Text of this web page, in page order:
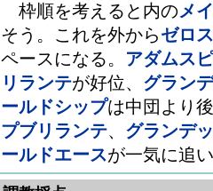
枠順を考えると内のメ
そう。これを外からゼロス
ペースになる。
アダムス
リランテが好位、 グラン
ールドシップは中団より
プブリランテ、 グランデ
ールドエースが一気に追